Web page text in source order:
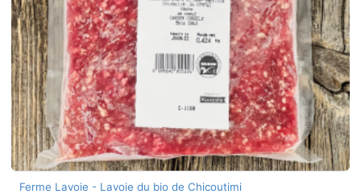
Ferme Lavoie - Lavoie du bio de Chicoutimi